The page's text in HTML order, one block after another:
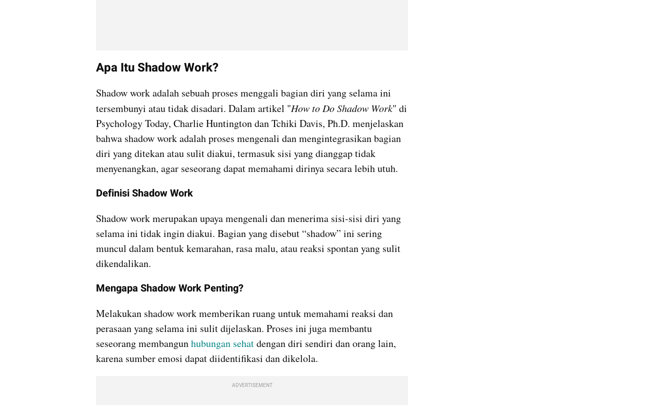
Apa Itu Shadow Work?
Shadow work adalah sebuah proses menggali bagian diri yang selama ini
tersembunyi atau tidak disadari. Dalam artikel "How to Do Shadow Work" di
Psychology Today, Charlie Huntington dan Tchiki Davis, Ph.D. menjelaskan
bahwa shadow work adalah proses mengenali dan mengintegrasikan bagian
diri yang ditekan atau sulit diakui, termasuk sisi yang dianggap tidak
menyenangkan, agar seseorang dapat memahami dirinya secara lebih utuh.
Definisi Shadow Work
Shadow work merupakan upaya mengenali dan menerima sisi-sisi diri yang
selama ini tidak ingin diakui. Bagian yang disebut “shadow” ini sering
muncul dalam bentuk kemarahan, rasa malu, atau reaksi spontan yang sulit
dikendalikan.
Mengapa Shadow Work Penting?
Melakukan shadow work memberikan ruang untuk memahami reaksi dan
perasaan yang selama ini sulit dijelaskan. Proses ini juga membantu
seseorang membangun hubungan sehat dengan diri sendiri dan orang lain,
karena sumber emosi dapat diidentifikasi dan dikelola.
ADVERTISEMENT